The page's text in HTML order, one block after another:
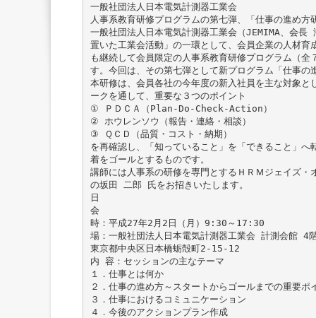
一般社団法人日本電気計測器工業会
人事系教育研修プログラムの第七弾、「仕事の進め方
一般社団法人日本電気計測器工業会（JEMIMA、会
置いた工業会活動」の一環として、会員企業の人材育
も継続して会員限定の人事系教育研修プログラム（
す。今回は、その第七弾として新プログラム「仕事の
本研修は、会員各社の今年度の新入社員を主な対象と
ークを通して、重要な３つのポイント
① ＰＤＣＡ（Plan-Do-Check-Action）
② ホウレンソウ（報告・連絡・相談）
③ ＱＣＤ（品質・コスト・納期）
を再確認し、「知っていること」を「できること」へ
着をゴールとするものです。
講師には人事系の研修を専門とするＨＲＭジェイズ・
の坂田 二郎 氏をお招きいたします。
日
会
時：平成27年2月2日（月）9:30～17:30
場：一般社団法人日本電気計測器工業会 計測会館 4
東京都中央区日本橋蛎殻町2-15-12
内 容：セッションの主なテーマ
１．仕事とは何か
２．仕事の進め方～スタートからゴールまでの重要ポ
３．仕事におけるコミュニケーション
４．今後のアクションプラン作成